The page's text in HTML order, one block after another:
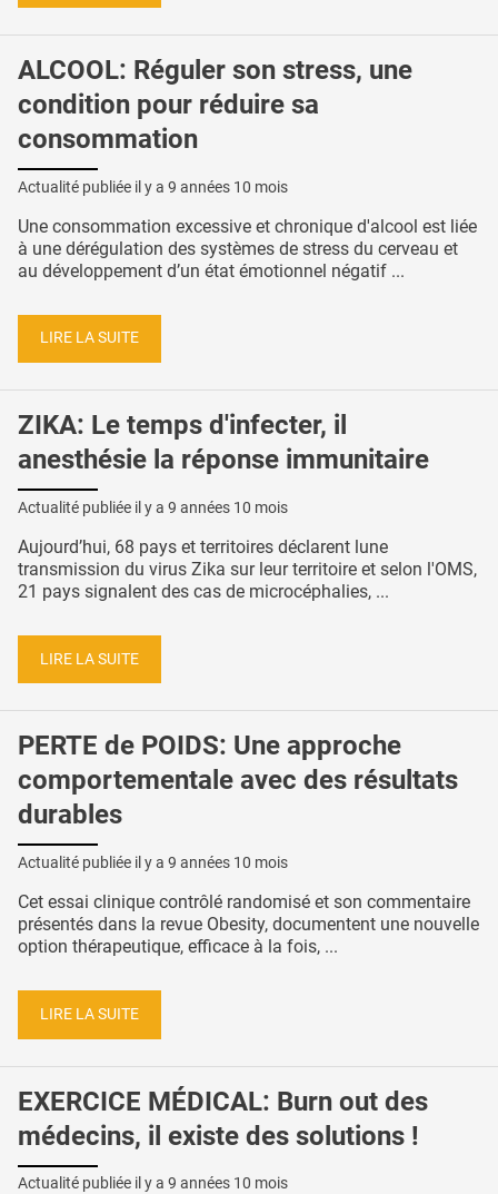
ALCOOL: Réguler son stress, une
condition pour réduire sa
consommation
Actualité publiée il y a 9 années 10 mois
Une consommation excessive et chronique d'alcool est liée
à une dérégulation des systèmes de stress du cerveau et
au développement d’un état émotionnel négatif ...
LIRE LA SUITE
ZIKA: Le temps d'infecter, il
anesthésie la réponse immunitaire
Actualité publiée il y a 9 années 10 mois
Aujourd’hui, 68 pays et territoires déclarent lune
transmission du virus Zika sur leur territoire et selon l'OMS,
21 pays signalent des cas de microcéphalies, ...
LIRE LA SUITE
PERTE de POIDS: Une approche
comportementale avec des résultats
durables
Actualité publiée il y a 9 années 10 mois
Cet essai clinique contrôlé randomisé et son commentaire
présentés dans la revue Obesity, documentent une nouvelle
option thérapeutique, efficace à la fois, ...
LIRE LA SUITE
EXERCICE MÉDICAL: Burn out des
médecins, il existe des solutions !
Actualité publiée il y a 9 années 10 mois